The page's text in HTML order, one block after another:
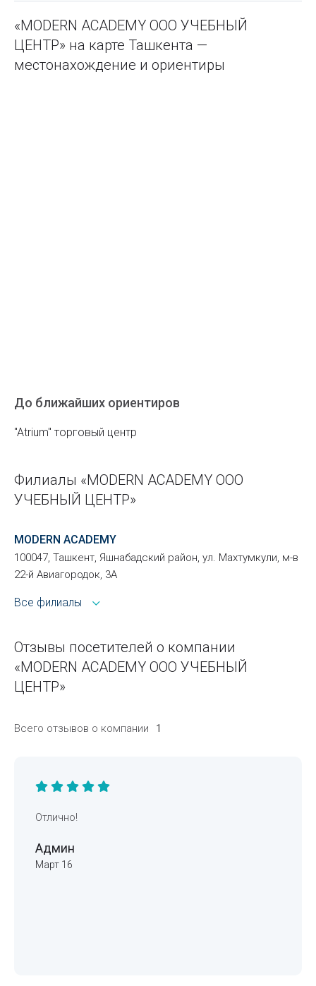
«MODERN ACADEMY ООО УЧЕБНЫЙ
ЦЕНТР» на карте Ташкента —
местонахождение и ориентиры
До ближайших ориентиров
"Atrium" торговый центр
Филиалы «MODERN ACADEMY ООО
УЧЕБНЫЙ ЦЕНТР»
MODERN ACADEMY
100047, Ташкент, Яшнабадский район, ул. Махтумкули, м-в
22-й Авиагородок, 3А
Все филиалы
Отзывы посетителей о компании
«MODERN ACADEMY ООО УЧЕБНЫЙ
ЦЕНТР»
Всего отзывов о компании 1
Отлично!
Админ
Март 16